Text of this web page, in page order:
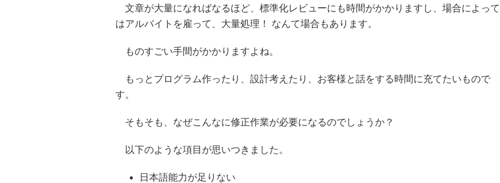
文章が大量になればなるほど、標準化レビューにも時間がかかりますし、場合によって
はアルバイトを雇って、大量処理！ なんて場合もあります。
ものすごい手間がかかりますよね。
もっとプログラム作ったり、設計考えたり、お客様と話をする時間に充てたいもので
す。
そもそも、なぜこんなに修正作業が必要になるのでしょうか？
以下のような項目が思いつきました。
日本語能力が足りない